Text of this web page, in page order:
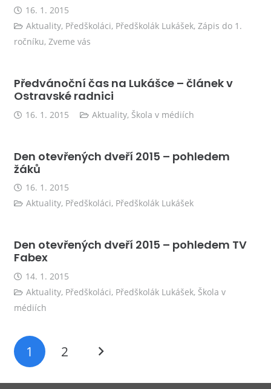
16. 1. 2015
Aktuality, Předškoláci, Předškolák Lukášek, Zápis do 1.
ročníku, Zveme vás
Předvánoční čas na Lukášce – článek v
Ostravské radnici
16. 1. 2015 Aktuality, Škola v médiích
Den otevřených dveří 2015 – pohledem
žáků
16. 1. 2015
Aktuality, Předškoláci, Předškolák Lukášek
Den otevřených dveří 2015 – pohledem TV
Fabex
14. 1. 2015
Aktuality, Předškoláci, Předškolák Lukášek, Škola v
médiích
1 2